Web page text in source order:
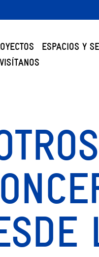
ESPACIOS Y
VISÍTANOS